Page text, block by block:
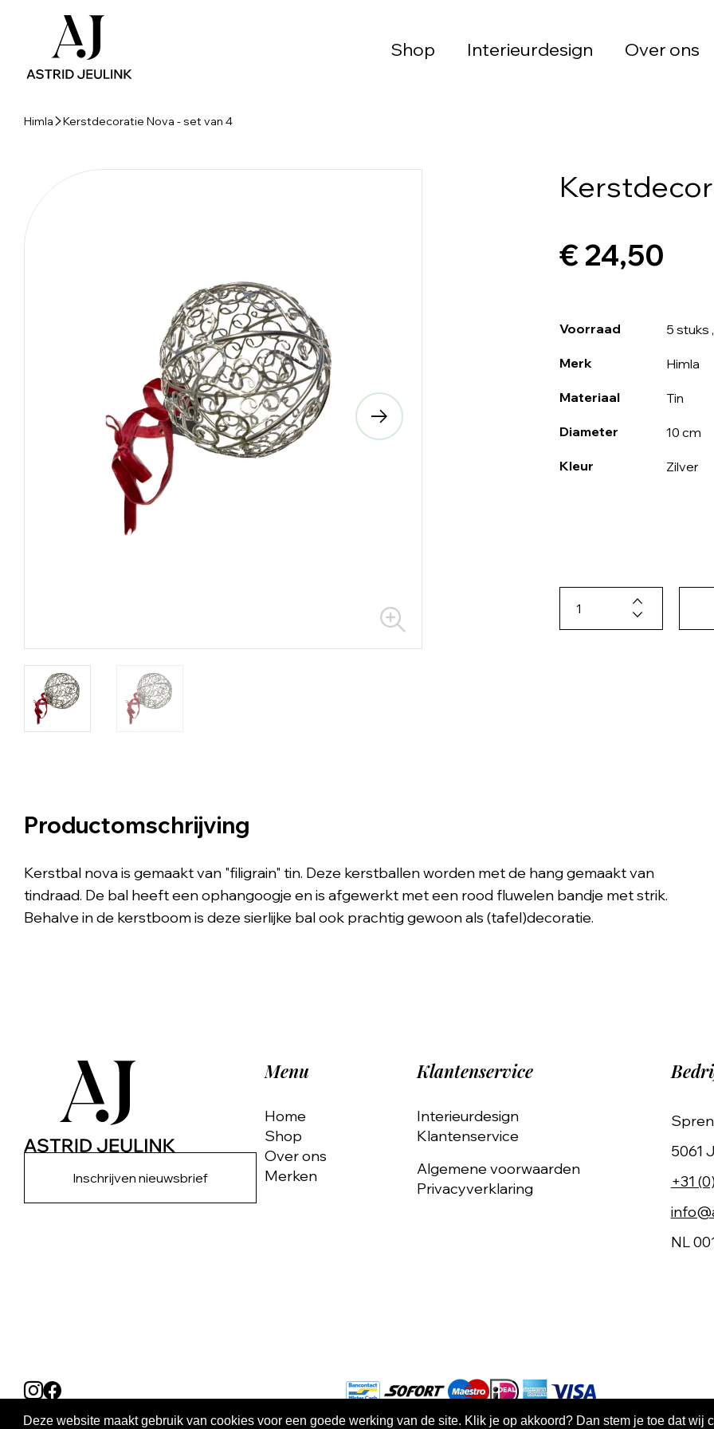
Deze website maakt gebruik van cookies voor een goede werking van de site. Klik je op akkoord? Dan stem je toe dat wij
Shop Interieurdesign Over ons
Himla Kerstdecoratie Nova - set van 4
€ 24,50
Voorraad 5 stuks
Merk Himla
Materiaal Tin
Diameter 10 cm
Kleur Zilver
Productomschrijving
Kerstbal nova is gemaakt van "filigrain" tin. Deze kerstballen worden met de hang gemaakt van
tindraad. De bal heeft een ophangoogje en is afgewerkt met een rood fluwelen bandje met strik.
Behalve in de kerstboom is deze sierlijke bal ook prachtig gewoon als (tafel)decoratie.
Inschrijven nieuwsbrief
Menu
Home
Shop
Over ons
Merken
Klantenservice
Interieurdesign
Klantenservice
Algemene voorwaarden
Privacyverklaring
5061
+31
NL